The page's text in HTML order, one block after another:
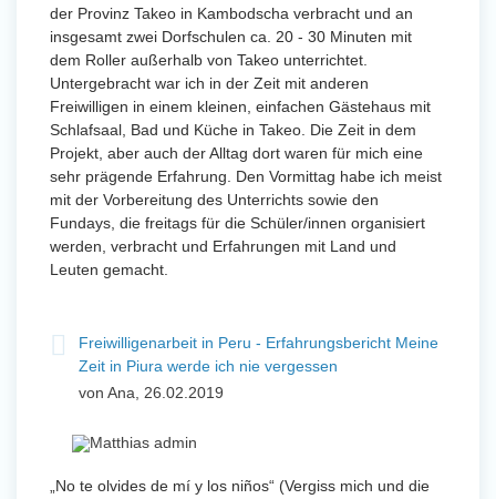
der Provinz Takeo in Kambodscha verbracht und an
insgesamt zwei Dorfschulen ca. 20 - 30 Minuten mit
dem Roller außerhalb von Takeo unterrichtet.
Untergebracht war ich in der Zeit mit anderen
Freiwilligen in einem kleinen, einfachen Gästehaus mit
Schlafsaal, Bad und Küche in Takeo. Die Zeit in dem
Projekt, aber auch der Alltag dort waren für mich eine
sehr prägende Erfahrung. Den Vormittag habe ich meist
mit der Vorbereitung des Unterrichts sowie den
Fundays, die freitags für die Schüler/innen organisiert
werden, verbracht und Erfahrungen mit Land und
Leuten gemacht.
Freiwilligenarbeit in Peru - Erfahrungsbericht Meine
Zeit in Piura werde ich nie vergessen
von Ana, 26.02.2019
„No te olvides de mí y los niños“ (Vergiss mich und die